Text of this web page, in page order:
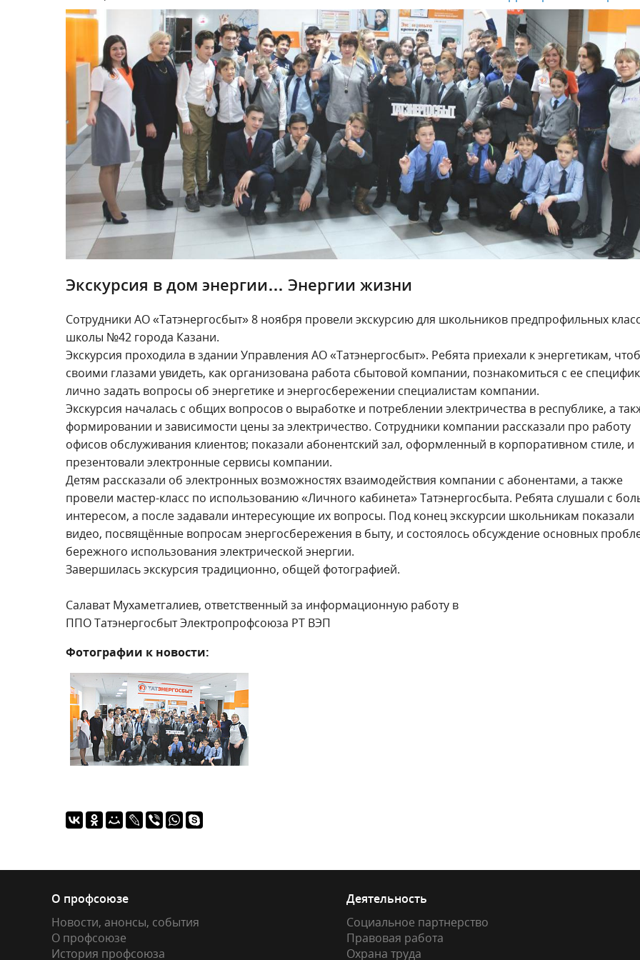
Экскурсия в дом энергии… Энергии жизни
Cотрудники АО «Татэнергосбыт» 8 ноября провели экскурсию для школьников предпрофильных
школы №42 города Казани.
Экскурсия проходила в здании Управления АО «Татэнергосбыт». Ребята приехали к энергетикам,
своими глазами увидеть, как организована работа сбытовой компании, познакомиться с ее
лично задать вопросы об энергетике и энергосбережении специалистам компании.
Экскурсия началась с общих вопросов о выработке и потреблении электричества в республике, а
формировании и зависимости цены за электричество. Сотрудники компании рассказали про работу
офисов обслуживания клиентов; показали абонентский зал, оформленный в корпоративном стиле, и
презентовали электронные сервисы компании.
Детям рассказали об электронных возможностях взаимодействия компании с абонентами, а также
провели мастер-класс по использованию «Личного кабинета» Татэнергосбыта. Ребята слушали с
интересом, а после задавали интересующие их вопросы. Под конец экскурсии школьникам показали
видео, посвящённые вопросам энергосбережения в быту, и состоялось обсуждение основных
бережного использования электрической энергии.
Завершилась экскурсия традиционно, общей фотографией.
Салават Мухаметгалиев, ответственный за информационную работу в
ППО Татэнергосбыт Электропрофсоюза РТ ВЭП
Фотографии к новости:
О профсоюзе
Новости, анонсы, события
О профсоюзе
История профсоюза
Деятельность
Социальное партнерство
Правовая работа
Охрана труда